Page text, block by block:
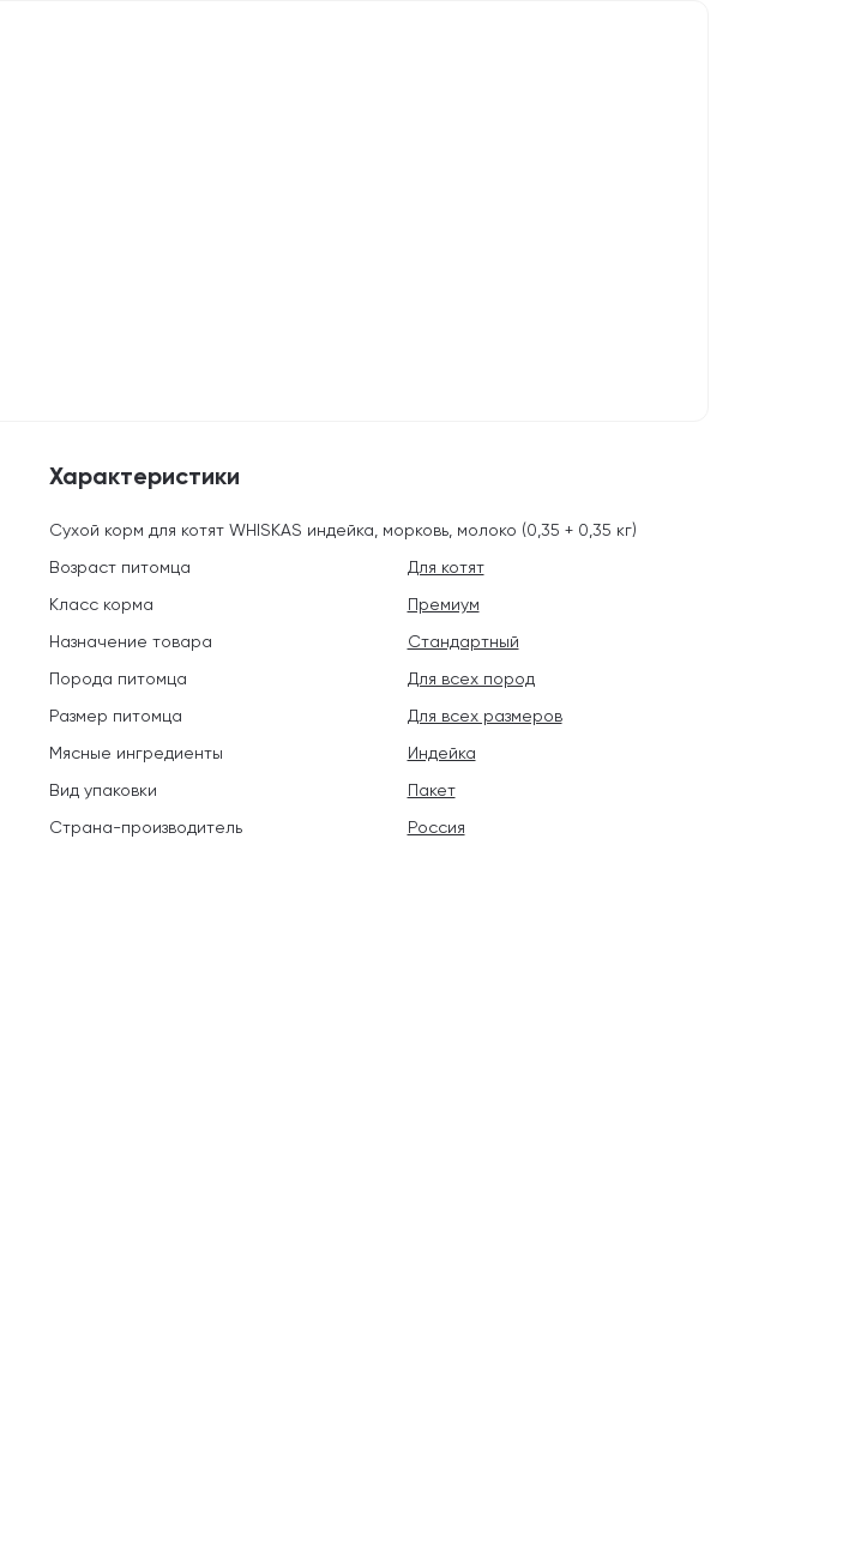
Характеристики
Сухой корм для котят WHISKAS индейка, морковь, молоко (0,35 + 0,35 кг)
Возраст питомца
Для котят
Класс корма
Премиум
Назначение товара
Стандартный
Порода питомца
Для всех пород
Размер питомца
Для всех размеров
Мясные ингредиенты
Индейка
Вид упаковки
Пакет
Страна-производитель
Россия